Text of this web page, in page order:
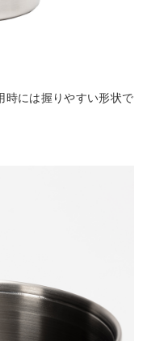
時には握りやすい形状で